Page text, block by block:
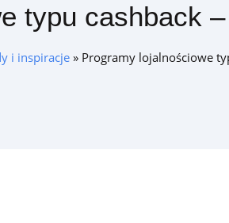
Funkcjonalności
lojalnościowego
typu cashback
i inspiracje » Programy lojalnościowe